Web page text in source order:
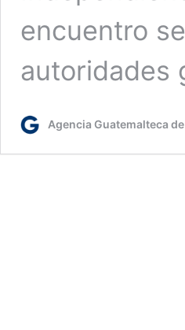
encuentro
autoridades
Agencia Guatemalteca